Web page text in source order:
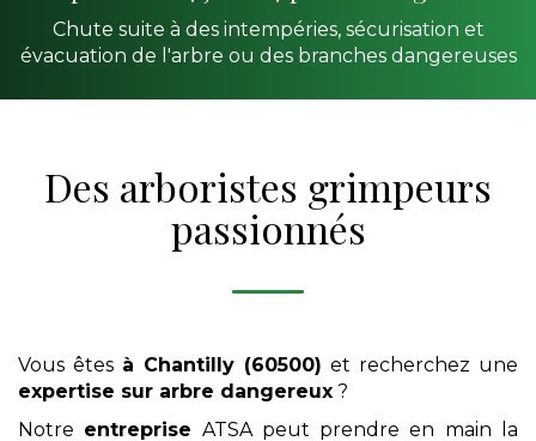
Chute suite à des intempéries, sécurisation et
évacuation de l'arbre ou des branches dangereuses
Des arboristes grimpeurs
passionnés
Vous êtes à Chantilly (60500) et recherchez une
expertise sur arbre dangereux ?
Notre entreprise ATSA peut prendre en main la